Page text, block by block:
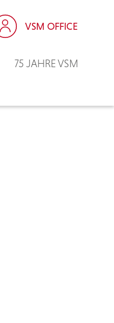
75 JAHRE VSM
VSM OFFICE